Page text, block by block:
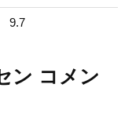
9.7
ン コメン